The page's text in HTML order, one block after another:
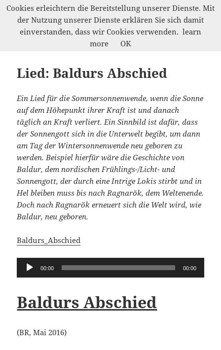
Werkelwald
Lied: Baldurs Abschied
Ein Lied für die Sommersonnenwende, wenn die Sonne
auf dem Höhepunkt ihrer Kraft ist und danach
täglich an Kraft verliert. Ein Sinnbild ist dafür, dass
der Sonnengott sich in die Unterwelt begibt, um dann
am Tag der Wintersonnenwende neu geboren zu
werden. Beispiel hierfür wäre die Geschichte von
Baldur, dem nordischen Frühlings-/Licht- und
Sonnengott, der durch eine Intrige Lokis stirbt und in
Hel bleiben muss bis nach Ragnarök, dem Weltenende.
Doch nach Ragnarök erneuert sich die Welt wird, wie
Baldur, neu geboren.
Baldurs_Abschied
Audio-
Player
00:00 00:00
Baldurs Abschied
(BR, Mai 2016)
Cookies erleichtern die Bereitstellung unserer Dienste. Mit
der Nutzung unserer Dienste erklären Sie sich damit
einverstanden, dass wir Cookies verwenden. learn
more
OK